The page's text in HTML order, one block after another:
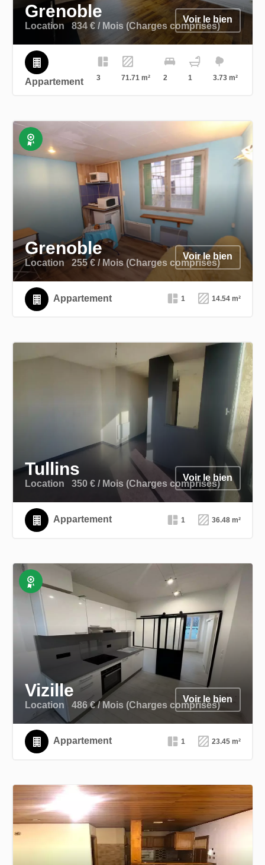
Grenoble
Location 834 € / Mois (Charges comprises)
Voir le bien
Appartement 3 71.71 m² 2 1 3.73 m²
Exclusivité
Grenoble
Location 255 € / Mois (Charges comprises)
Voir le bien
Appartement 1 14.54 m²
Tullins
Location 350 € / Mois (Charges comprises)
Voir le bien
Appartement 1 36.48 m²
Exclusivité
Vizille
Location 486 € / Mois (Charges comprises)
Voir le bien
Appartement 1 23.45 m²